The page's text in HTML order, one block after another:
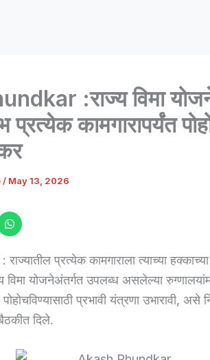
:राज्य विमा
प्रत्येक कामगारापर्यंत
/ May 13, 2026
प्रत्येक कामगाराला त्याच्या
विमा योजनेअंतर्गत उपलब्ध असलेल्या
पोहोचविण्यासाठी प्रभावी यंत्रणा उभारावी,
दिले.